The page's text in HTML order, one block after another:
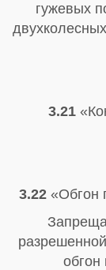
гужевых
3.21
3.22«Обгон
обгон